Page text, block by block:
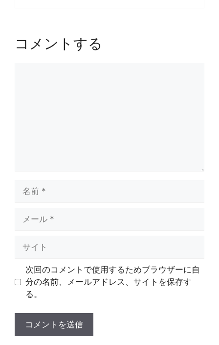
コメントする
次回のコメントで使用するためブラウザーに自
分の名前、メールアドレス、サイトを保存す
る。